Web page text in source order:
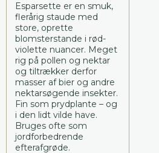
Esparsette er en smuk,
flerårig staude med
store, oprette
blomsterstande i rød-
violette nuancer. Meget
rig på pollen og nektar
og tiltrækker derfor
masser af bier og andre
nektarsøgende insekter.
Fin som prydplante – og
i den lidt vilde have.
Bruges ofte som
jordforbedrende
efterafgrøde.